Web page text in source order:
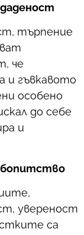
търпение
че
и гъвкавото
особено
до себе
и
увереност
са